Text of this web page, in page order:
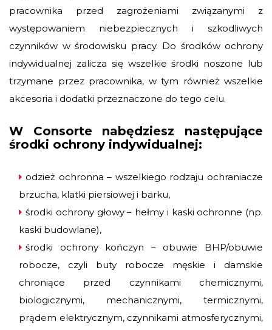
pracownika przed zagrożeniami związanymi z
występowaniem niebezpiecznych i szkodliwych
czynników w środowisku pracy. Do środków ochrony
indywidualnej zalicza się wszelkie środki noszone lub
trzymane przez pracownika, w tym również wszelkie
akcesoria i dodatki przeznaczone do tego celu.
W Consorte nabędziesz następujące
środki ochrony indywidualnej:
odzież ochronna – wszelkiego rodzaju ochraniacze
brzucha, klatki piersiowej i barku,
środki ochrony głowy – hełmy i kaski ochronne (np.
kaski budowlane),
środki ochrony kończyn – obuwie BHP/obuwie
robocze, czyli buty robocze męskie i damskie
chroniące przed czynnikami chemicznymi,
biologicznymi, mechanicznymi, termicznymi,
prądem elektrycznym, czynnikami atmosferycznymi,